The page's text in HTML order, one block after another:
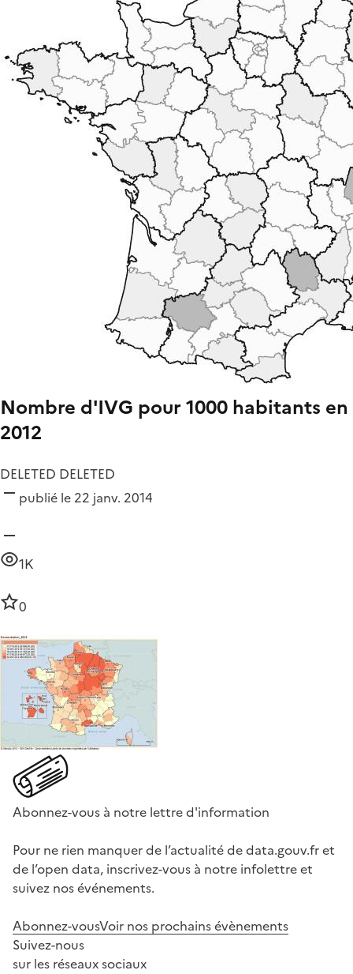
Nombre d'IVG pour 1000 habitants en
2012
DELETED DELETED
publié le 22 janv. 2014
1K
0
Abonnez-vous à notre lettre d'information
Pour ne rien manquer de l’actualité de data.gouv.fr et
de l’open data, inscrivez-vous à notre infolettre et
suivez nos événements.
Abonnez-vousVoir nos prochains évènements
Suivez-nous
sur les réseaux sociaux